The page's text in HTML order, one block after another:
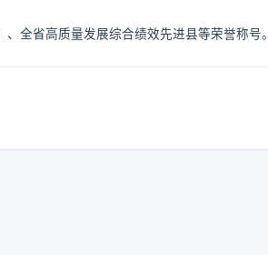
全省高质量发展综合绩效先进县等荣誉称号。